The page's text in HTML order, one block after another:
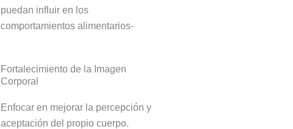
puedan influir en los
comportamientos alimentarios-
Fortalecimiento de la Imagen
Corporal
Enfocar en mejorar la percepción y
aceptación del propio cuerpo.